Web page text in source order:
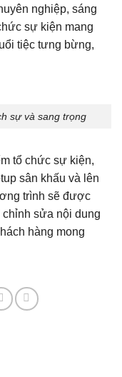
nghiệp, sáng
sự kiện mang
tiệc tưng bừng,
sự và sang trọng
tổ chức sự kiện,
sân khấu và lên
trình sẽ được
sửa nội dung
hàng mong